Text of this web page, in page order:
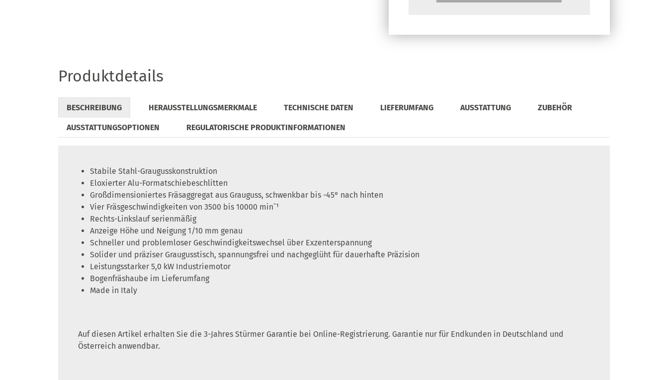
Produktdetails
BESCHREIBUNG HERAUSSTELLUNGSMERKMALE TECHNISCHE DATEN LIEFERUMFANG AUSSTATTUNG ZUBEHÖR
AUSSTATTUNGSOPTIONEN REGULATORISCHE PRODUKTINFORMATIONEN
Stabile Stahl-Graugusskonstruktion
Eloxierter Alu-Formatschiebeschlitten
Großdimensioniertes Fräsaggregat aus Grauguss, schwenkbar bis -45° nach hinten
Vier Fräsgeschwindigkeiten von 3500 bis 10000 min¯¹
Rechts-Linkslauf serienmäßig
Anzeige Höhe und Neigung 1/10 mm genau
Schneller und problemloser Geschwindigkeitswechsel über Exzenterspannung
Solider und präziser Graugusstisch, spannungsfrei und nachgeglüht für dauerhafte Präzision
Leistungsstarker 5,0 kW Industriemotor
Bogenfräshaube im Lieferumfang
Made in Italy
Auf diesen Artikel erhalten Sie die 3-Jahres Stürmer Garantie bei Online-Registrierung. Garantie nur für Endkunden in Deutschland und
Österreich anwendbar.